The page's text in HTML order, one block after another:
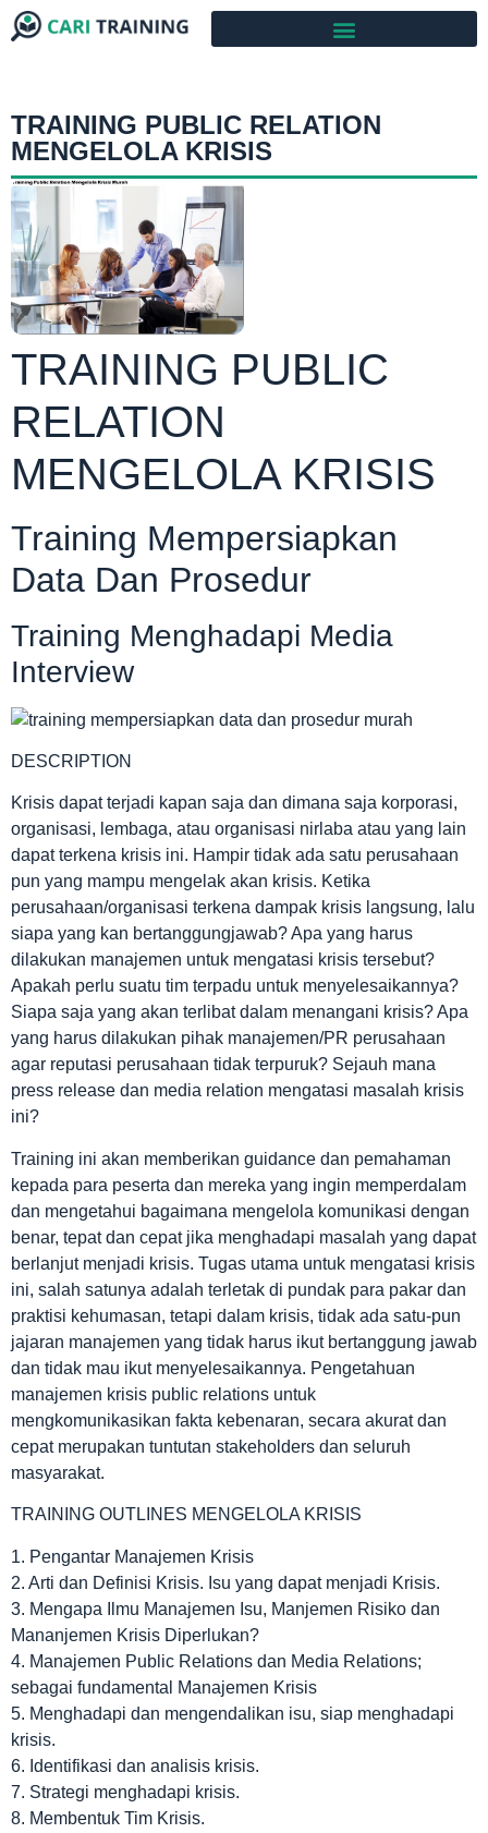
TRAINING PUBLIC RELATION
MENGELOLA KRISIS
TRAINING PUBLIC
RELATION
MENGELOLA KRISIS
Training Mempersiapkan
Data Dan Prosedur
Training Menghadapi Media
Interview
DESCRIPTION
Krisis dapat terjadi kapan saja dan dimana saja korporasi,
organisasi, lembaga, atau organisasi nirlaba atau yang lain
dapat terkena krisis ini. Hampir tidak ada satu perusahaan
pun yang mampu mengelak akan krisis. Ketika
perusahaan/organisasi terkena dampak krisis langsung, lalu
siapa yang kan bertanggungjawab? Apa yang harus
dilakukan manajemen untuk mengatasi krisis tersebut?
Apakah perlu suatu tim terpadu untuk menyelesaikannya?
Siapa saja yang akan terlibat dalam menangani krisis? Apa
yang harus dilakukan pihak manajemen/PR perusahaan
agar reputasi perusahaan tidak terpuruk? Sejauh mana
press release dan media relation mengatasi masalah krisis
ini?
Training ini akan memberikan guidance dan pemahaman
kepada para peserta dan mereka yang ingin memperdalam
dan mengetahui bagaimana mengelola komunikasi dengan
benar, tepat dan cepat jika menghadapi masalah yang dapat
berlanjut menjadi krisis. Tugas utama untuk mengatasi krisis
ini, salah satunya adalah terletak di pundak para pakar dan
praktisi kehumasan, tetapi dalam krisis, tidak ada satu-pun
jajaran manajemen yang tidak harus ikut bertanggung jawab
dan tidak mau ikut menyelesaikannya. Pengetahuan
manajemen krisis public relations untuk
mengkomunikasikan fakta kebenaran, secara akurat dan
cepat merupakan tuntutan stakeholders dan seluruh
masyarakat.
TRAINING OUTLINES MENGELOLA KRISIS
1. Pengantar Manajemen Krisis
2. Arti dan Definisi Krisis. Isu yang dapat menjadi Krisis.
3. Mengapa Ilmu Manajemen Isu, Manjemen Risiko dan
Mananjemen Krisis Diperlukan?
4. Manajemen Public Relations dan Media Relations;
sebagai fundamental Manajemen Krisis
5. Menghadapi dan mengendalikan isu, siap menghadapi
krisis.
6. Identifikasi dan analisis krisis.
7. Strategi menghadapi krisis.
8. Membentuk Tim Krisis.